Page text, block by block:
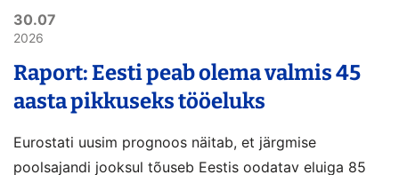
30.07
2026
Raport: Eesti peab olema valmis 45
aasta pikkuseks tööeluks
Eurostati uusim prognoos näitab, et järgmise
poolsajandi jooksul tõuseb Eestis oodatav eluiga 85